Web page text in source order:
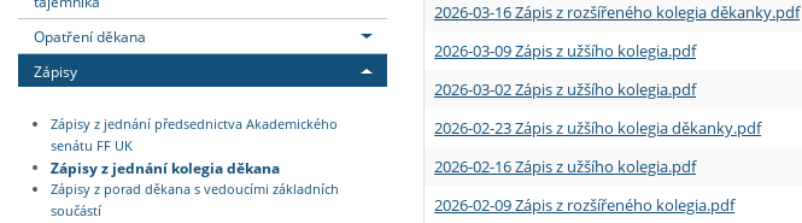
Opatření děkana
Zápisy
Zápisy z jednání předsednictva Akademického
senátu FF UK
Zápisy z jednání kolegia děkana
Zápisy z porad děkana s vedoucími základních
součástí
2026-03-16 Zápis z rozšířeného kolegia děkanky.pdf
2026-03-09 Zápis z užšího kolegia.pdf
2026-03-02 Zápis z užšího kolegia.pdf
2026-02-23 Zápis z užšího kolegia děkanky.pdf
2026-02-16 Zápis z užšího kolegia.pdf
2026-02-09 Zápis z rozšířeného kolegia.pdf